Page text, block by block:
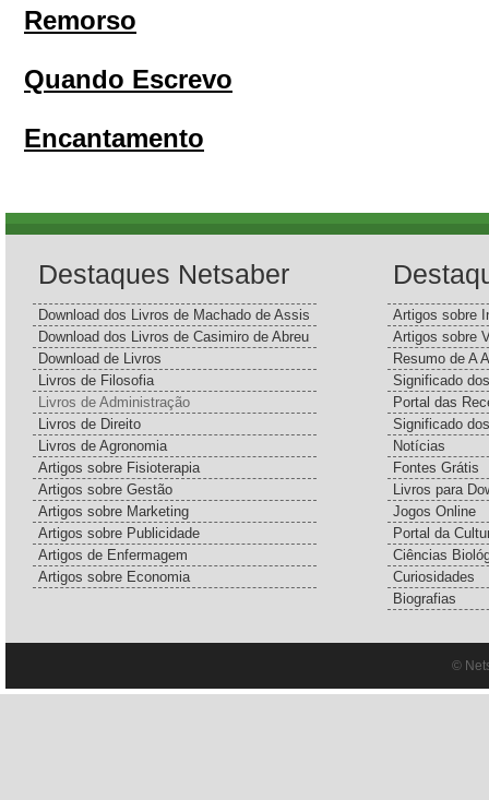
Remorso
Quando Escrevo
Encantamento
Destaques Netsaber
Download dos Livros de Machado de Assis
Download dos Livros de Casimiro de Abreu
Download de Livros
Livros de Filosofia
Livros de Administração
Livros de Direito
Livros de Agronomia
Artigos sobre Fisioterapia
Artigos sobre Gestão
Artigos sobre Marketing
Artigos sobre Publicidade
Artigos de Enfermagem
Artigos sobre Economia
Artigos sobre
Artigos sobre
Resumo de A
Significado
Portal das
Significado
Notícias
Fontes Grátis
Livros para
Jogos Online
Portal da
Ciências
Curiosidades
Biografias
©